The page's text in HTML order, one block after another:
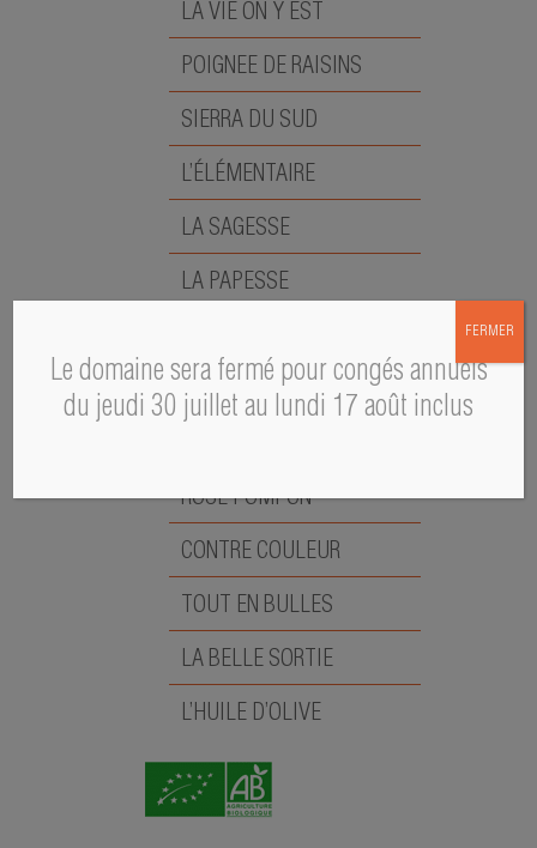
LA VIE ON Y EST
POIGNEE DE RAISINS
SIERRA DU SUD
L’ÉLÉMENTAIRE
LA SAGESSE
LA PAPESSE
A PASCAL S
ROSE POMPON
CONTRE COULEUR
TOUT EN BULLES
LA BELLE SORTIE
L’HUILE D’OLIVE
Le domaine sera fermé pour congés annuels
du jeudi 30 juillet au lundi 17 août inclus
FERMER